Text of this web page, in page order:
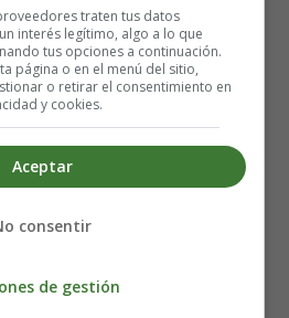
nube que avanza
espacio deprisa
vientos dispersada,
nube de ceniza...
nunca consiguió
del terrorismo:
puede que algún día
nube de ceniza
traten tus datos
interés legítimo, algo a lo que
tus opciones a continuación.
página o en el menú del sitio,
o retirar el consentimiento en
y cookies.
Aceptar
consentir
de gestión